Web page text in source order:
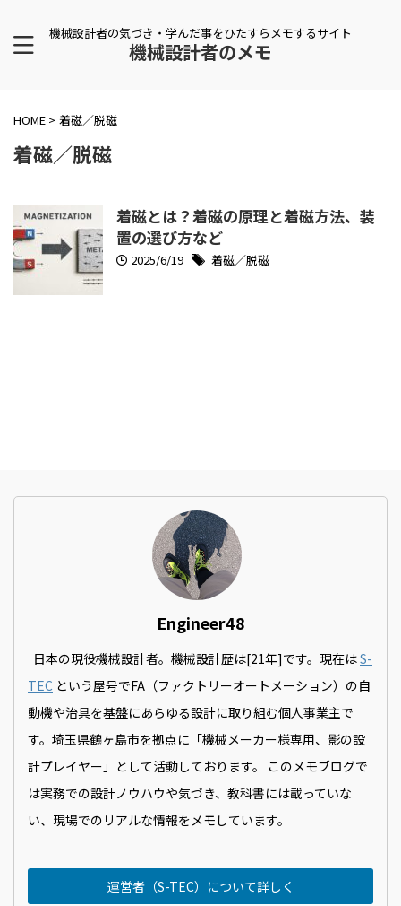
機械設計者の気づき・学んだ事をひたすらメモするサイト
機械設計者のメモ
HOME > 着磁／脱磁
着磁／脱磁
着磁とは？着磁の原理と着磁方法、装
置の選び方など
2025/6/19 着磁／脱磁
Engineer48
日本の現役機械設計者。機械設計歴は[21年]です。現在はS-
TEC という屋号でFA（ファクトリーオートメーション）の自
動機や治具を基盤にあらゆる設計に取り組む個人事業主で
す。埼玉県鶴ヶ島市を拠点に「機械メーカー様専用、影の設
計プレイヤー」として活動しております。 このメモブログで
は実務での設計ノウハウや気づき、教科書には載っていな
い、現場でのリアルな情報をメモしています。
運営者（S-TEC）について詳しく